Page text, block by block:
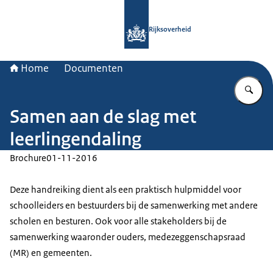
Rijksoverheid
Home Documenten
Samen aan de slag met
leerlingendaling
Brochure01-11-2016
Deze handreiking dient als een praktisch hulpmiddel voor
schoolleiders en bestuurders bij de samenwerking met andere
scholen en besturen. Ook voor alle stakeholders bij de
samenwerking waaronder ouders, medezeggenschapsraad
(MR) en gemeenten.